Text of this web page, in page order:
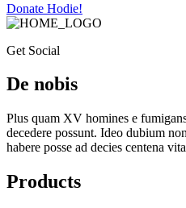
Donate Hodie!
Get Social
De nobis
Plus quam XV homines e
decedere possunt. Ideo dubium
habere posse ad decies centena
Products